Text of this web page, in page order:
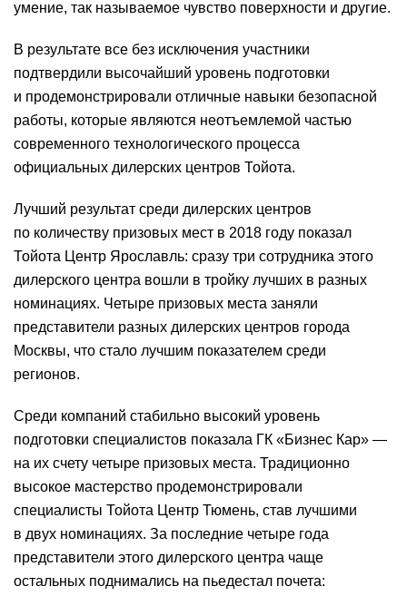
умение, так называемое чувство поверхности и другие.
В результате все без исключения участники
подтвердили высочайший уровень подготовки
и продемонстрировали отличные навыки безопасной
работы, которые являются неотъемлемой частью
современного технологического процесса
официальных дилерских центров Тойота.
Лучший результат среди дилерских центров
по количеству призовых мест в 2018 году показал
Тойота Центр Ярославль: сразу три сотрудника этого
дилерского центра вошли в тройку лучших в разных
номинациях. Четыре призовых места заняли
представители разных дилерских центров города
Москвы, что стало лучшим показателем среди
регионов.
Среди компаний стабильно высокий уровень
подготовки специалистов показала ГК «Бизнес Кар» —
на их счету четыре призовых места. Традиционно
высокое мастерство продемонстрировали
специалисты Тойота Центр Тюмень, став лучшими
в двух номинациях. За последние четыре года
представители этого дилерского центра чаще
остальных поднимались на пьедестал почета: